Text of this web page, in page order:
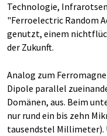
Technologie,
"Ferroelectric Random
genutzt, einem
der Zukunft.
Analog zum
Dipole parallel
Domänen, aus. Beim
nur rund ein bis zehn
tausendstel Millimeter).